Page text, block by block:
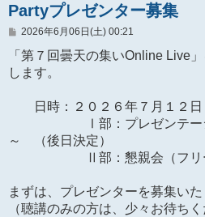
Partyプレゼンター募集
投
記
事
2026年6月06日(土) 00:21
「第７回曇天の集いOnline Live
します。
日時：２０２６年７月１２
Ⅰ部：プレゼンテ
～ （後日決定）
Ⅱ部：懇親会（フリー
まずは、プレゼンターを募集いた
（聴講のみの方は、少々お待ちく